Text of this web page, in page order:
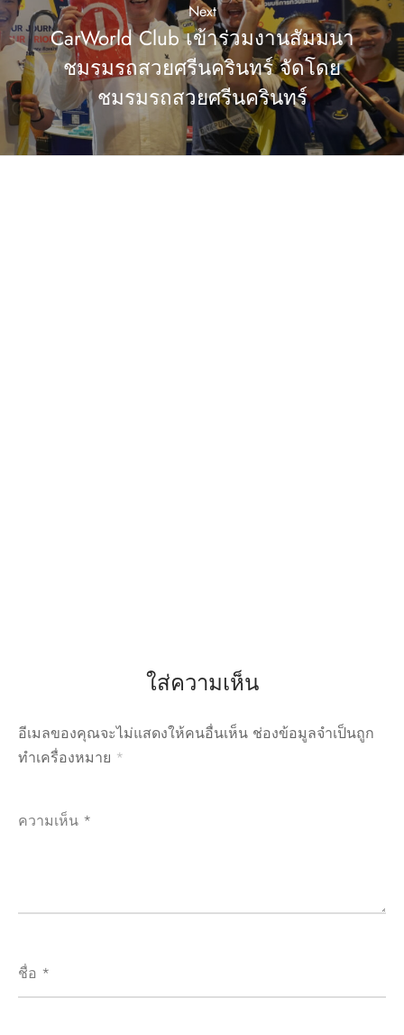
Next
CarWorld Club เข้าร่วมงานสัมมนา
ชมรมรถสวยศรีนครินทร์ จัดโดย
ชมรมรถสวยศรีนครินทร์
ใส่ความเห็น
อีเมลของคุณจะไม่แสดงให้คนอื่นเห็น ช่องข้อมูลจำเป็นถูก
ทำเครื่องหมาย *
ความเห็น *
ชื่อ *